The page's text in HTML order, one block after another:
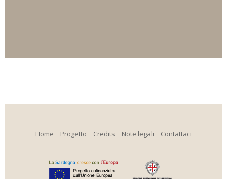
Home Progetto Credits Note legali Contattaci